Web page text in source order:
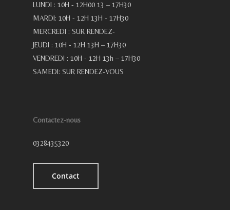
LUNDI : 10H - 12H00 13 – 17H30
MARDI: 10H - 12H 13H - 17H30
MERCREDI : SUR RENDEZ-
JEUDI : 10H - 12H 13H – 17H30
VENDREDI : 10H - 12H 13h – 17H30
SAMEDI: SUR RENDEZ-VOUS
Contactez-nous
0328435320
Contact